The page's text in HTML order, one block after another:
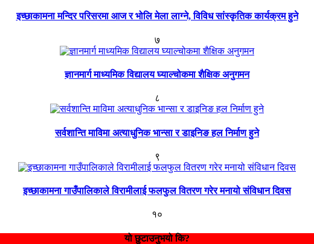
इच्छाकामना मन्दिर परिसरमा आज र भोलि मेला लाग्ने, विविध सांस्कृतिक कार्यक्रम हुने
७
ज्ञानमार्ग माध्यमिक विद्यालय घ्याल्चोकमा शैक्षिक अनुगमन
८
सर्वशान्ति माविमा अत्याधुनिक भान्सा र डाइनिङ हल निर्माण हुने
९
इच्छाकामना गाउँपालिकाले विरामीलाई फलफुल वितरण गरेर मनायो संविधान दिवस
१०
यो छुटाउनुभयो कि?